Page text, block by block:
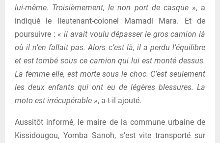
lui-même. Troisièmement, le non port de casque», a
indiqué le lieutenant-colonel Mamadi Mara. Et de
poursuivre : «il avait voulu dépasser le gros camion là
où il n’en fallait pas. Alors c’est là, il a perdu l’équilibre
et est tombé sous ce camion qui lui est monté dessus.
La femme elle, est morte sous le choc. C’est seulement
les deux enfants qui ont eu de légères blessures. La
moto est irrécupérable », a-t-il ajouté.
Aussitôt informé, le maire de la commune urbaine de
Kissidougou, Yomba Sanoh, s’est vite transporté sur